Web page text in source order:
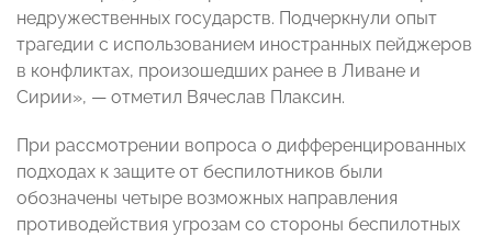
недружественных государств. Подчеркнули опыт
трагедии с использованием иностранных пейджеров
в конфликтах, произошедших ранее в Ливане и
Сирии», — отметил Вячеслав Плаксин.
При рассмотрении вопроса о дифференцированных
подходах к защите от беспилотников были
обозначены четыре возможных направления
противодействия угрозам со стороны беспилотных